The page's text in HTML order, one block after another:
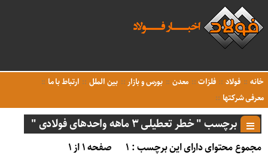
خانه فولاد فلزات معدن بورس و بازار بین الملل
ارتباط با ما
معرفی شرکتها
برچسب " خطر تعطیلی ۳ ماهه واحدهای فولادی "
مجموع محتوای دارای این برچسب : ۱ صفحه ۱ از ۱